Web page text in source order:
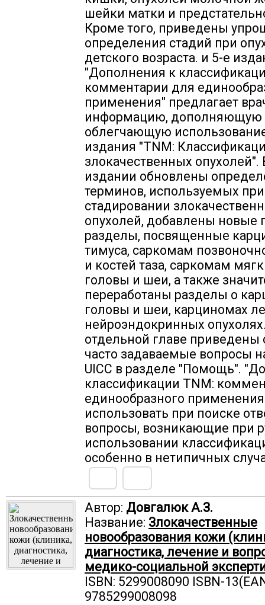
шейки матки и
Кроме того, приведены
определения стадий при
детского возраста. и 5-е
"Дополнения к
комментарии для
применения" предлагает
информацию, дополняющую
облегчающую
издания "TNM:
злокачественных опухолей".
издании обновлены
терминов, используемых при
стадировании
опухолей, добавлены новые
разделы, посвященные
тимуса, саркомам
и костей таза, саркомам
головы и шеи, а также
переработаны разделы о
головы и шеи, карциномах
нейроэндокринных
отдельной главе приведены
часто задаваемые вопросы
UICC в разделе "Помощь".
классификации TNM:
единообразного
использовать при поиске
вопросы, возникающие при
использовании
особенно в нетипичных
Автор: Довгалюк А.З.
Название: Злокачественные
новообразования кожи
диагностика, лечение и
медико-социальной
ISBN: 5299008090 ISBN-
9785299008098